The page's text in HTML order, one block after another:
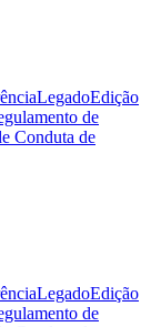
LegadoEdição
de
Conduta de
LegadoEdição
de